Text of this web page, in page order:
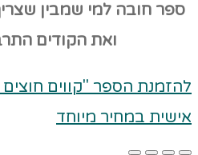
ספר חובה למי שמבין
ואת הקודים
להזמנת הספר "קווים
אישית במחיר מיוחד